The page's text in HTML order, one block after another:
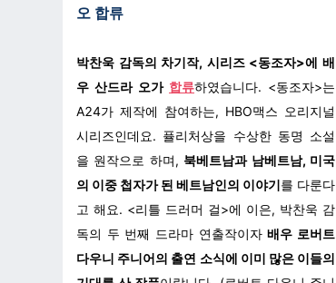
오 합류
박찬욱 감독의 차기작, 시리즈 <동조자>에 배
우 산드라 오가 합류하였습니다. <동조자>는
A24가 제작에 참여하는, HBO맥스 오리지널
시리즈인데요. 퓰리처상을 수상한 동명 소설
을 원작으로 하며, 북베트남과 남베트남, 미국
의 이중 첩자가 된 베트남인의 이야기를 다룬다
고 해요. <리틀 드러머 걸>에 이은, 박찬욱 감
독의 두 번째 드라마 연출작이자배우 로버트
다우니 주니어의 출연 소식에 이미 많은 이들의